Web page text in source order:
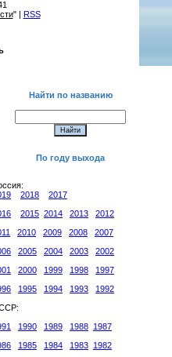
" | RSS
Найти по названию
По году выхода
2018
2017
2015 2014 2013
2012
2010 2009 2008
2007
2005 2004 2003
2002
2000 1999 1998
1997
1995 1994 1993
1992
1990 1989 1988 1987
1985 1984 1983 1982